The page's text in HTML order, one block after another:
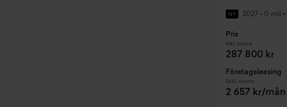
NY 2027 • 0 mil •
Pris
Inkl. moms
287 800 kr
Företagsleasing
Exkl. moms
2 657 kr/mån